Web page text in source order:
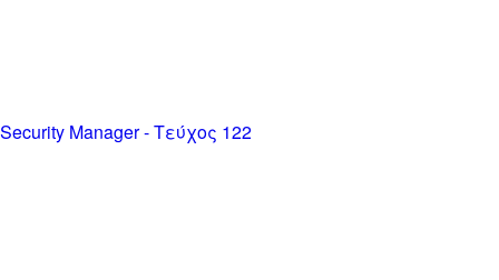
Security Manager - Τεύχος 122